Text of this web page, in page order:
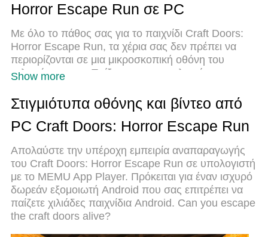
Horror Escape Run σε PC
Με όλο το πάθος σας για το παιχνίδι Craft Doors:
Horror Escape Run, τα χέρια σας δεν πρέπει να
περιορίζονται σε μια μικροσκοπική οθόνη του
τηλεφώνου σας. Παίξτε σαν επαγγελματίας και
πληκτρολόγιο και ποντίκι. Το MEmu σας προσφέρει
όλα όσα περιμένετε. Κατεβάστε και παίξτε Craft
Doors: Horror Escape Run σε υπολογιστή. Παίξτε
δεδομένων κινητής τηλεφωνίας και ενοχλητικών
κλήσεων. Το ολοκαίνουργιο MEmu 9 είναι η
καλύτερη επιλογή για να παίξετε Craft Doors: Horror
Escape Run σε υπολογιστή. Ετοιμασμένο με την
εμπειρία μας, το εξαιρετικό σύστημα
προκαθορισμένης αντιστοίχισης πλήκτρων καθιστά
Show more
Στιγμιότυπα οθόνης και βίντεο από
PC Craft Doors: Horror Escape Run
Απολαύστε την υπέροχη εμπειρία αναπαραγωγής
του Craft Doors: Horror Escape Run σε υπολογιστή
με το MEMU App Player. Πρόκειται για έναν ισχυρό
δωρεάν εξομοιωτή Android που σας επιτρέπει να
παίζετε χιλιάδες παιχνίδια Android. Can you escape
the craft doors alive?